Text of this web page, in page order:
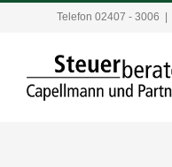
Telefon 02407 - 3006